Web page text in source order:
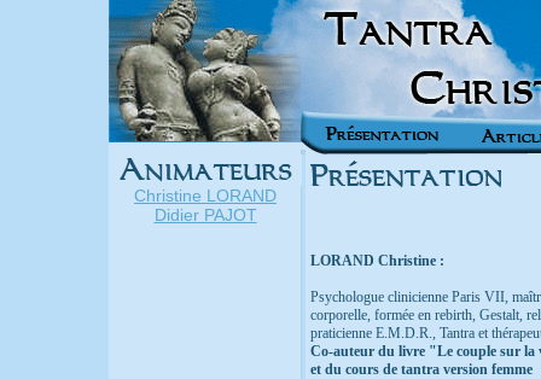
Christine LORAND
Didier PAJOT
LORAND Christine :
Psychologue clinicienne Paris VII,
corporelle, formée en rebirth, Gestalt,
praticienne E.M.D.R., Tantra et
Co-auteur du livre "Le couple sur
et du cours de tantra version femme